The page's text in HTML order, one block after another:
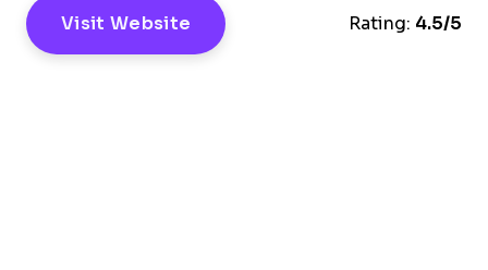
Visit Website Rating: 4.5/5